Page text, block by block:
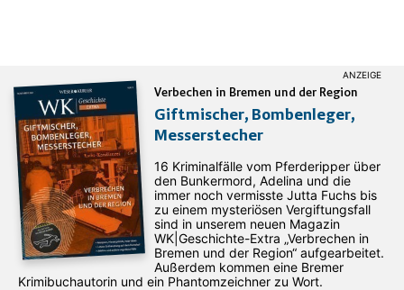
Verbechen in Bremen und der Region
Giftmischer, Bombenleger,
Messerstecher
16 Kriminalfälle vom Pferderipper über
den Bunkermord, Adelina und die
immer noch vermisste Jutta Fuchs bis
zu einem mysteriösen Vergiftungsfall
sind in unserem neuen Magazin
WK|Geschichte-Extra „Verbrechen in
Bremen und der Region“ aufgearbeitet.
Außerdem kommen eine Bremer
Krimibuchautorin und ein Phantomzeichner zu Wort.